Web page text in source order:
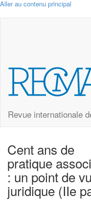
Aller au contenu principal
Revue internationale
Cent ans de
pratique
: un point de
juridique (IIe